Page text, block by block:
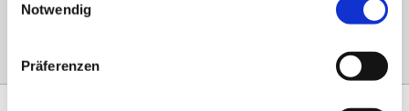
Notwendig
Präferenzen